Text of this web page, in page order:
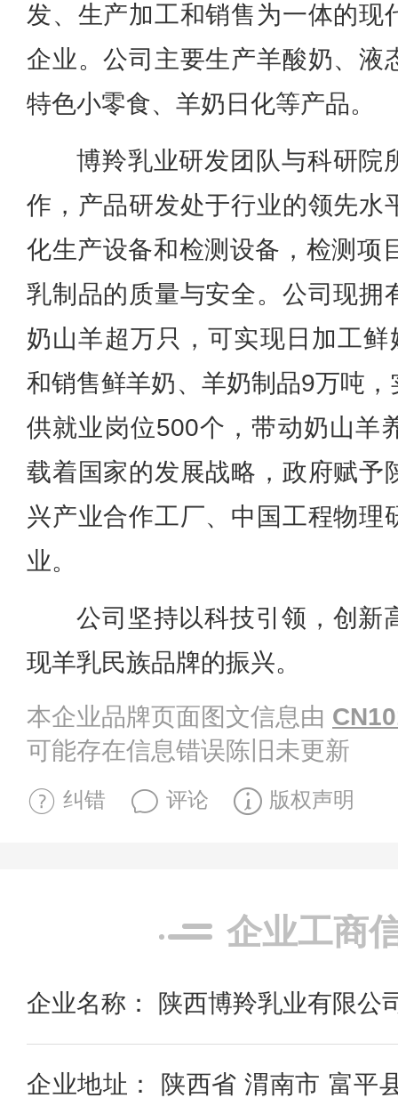
发、生产加工和销售为一体的现
企业。公司主要生产羊酸奶、液
特色小零食、羊奶日化等产品。
博羚乳业研发团队与科研院
作，产品研发处于行业的领先水
化生产设备和检测设备，检测项
乳制品的质量与安全。 公司现拥
奶山羊超万只，可实现日加工
和销售鲜羊奶、羊奶制品9万吨
供就业岗位500个，带动奶山羊
载着国家的发展战略，政府赋予
兴产业合作工厂、中国工程物理
业。
公司坚持以科技引领，创新
现羊乳民族品牌的振兴。
本企业品牌页面图文信息由
可能存在信息错误陈旧未更新
纠错 评论 版权声明
企业工商
企业名称： 陕西博羚乳业有限公
企业地址： 陕西省 渭南市 富平